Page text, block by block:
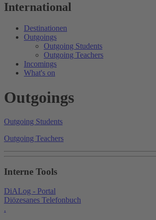
International
Destinationen
Outgoings
Outgoing Students
Outgoing Teachers
Incomings
What's on
Outgoings
Outgoing Students
Outgoing Teachers
Interne Tools
DiALog - Portal
Diözesanes Telefonbuch
.